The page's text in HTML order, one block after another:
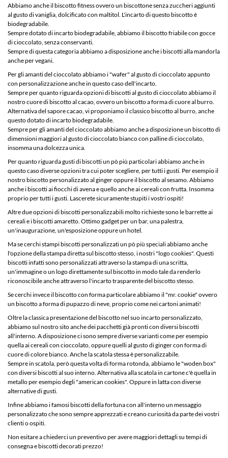
Abbiamo anche il biscotto fitness ovvero un biscottone senza zuccheri aggiunti
al gusto di vaniglia, dolcificato con maltitol. L'incarto di questo biscotto è
biodegradabile.
Sempre dotato di incarto biodegradabile, abbiamo il biscotto friabile con gocce
di cioccolato, senza conservanti.
Sempre di questa categoria abbiamo a disposizione anche i biscotti alla mandorla
anche per vegani.
Per gli amanti del cioccolato abbiamo i "wafer" al gusto di cioccolato appunto
con personalizzazione anche in questo caso dell'incarto.
Sempre per quanto riguarda opzioni di biscotti al gusto di cioccolato abbiamo il
nostro cuore di biscotto al cacao, ovvero un biscotto a forma di cuore al burro.
Alternativa del sapore cacao, vi proponiamo il classico biscotto al burro, anche
questo dotato di incarto biodegradabile.
Sempre per gli amanti del cioccolato abbiamo anche a disposizione un biscotto di
dimensioni maggiori al gusto di cioccolato bianco con palline di cioccolato,
insomma una dolcezza unica.
Per quanto riguarda gusti di biscotti un pò più particolari abbiamo anche in
questo caso diverse opzioni tra cui poter scegliere, per tutti i gusti. Per esempio il
nostro biscotto personalizzato al ginger oppure il biscotto al sesamo. Abbiamo
anche i biscotti ai fiocchi di avena e quello anche ai cereali con frutta. Insomma
proprio per tutti i gusti. Lascerete sicuramente stupiti i vostri ospiti!
Altre due opzioni di biscotti personalizzabili molto richieste sono le barrette ai
cereali e i biscotti amaretto. Ottimo gadget per un bar, una palestra,
un'inaugurazione, un'esposizione oppure un hotel.
Ma se cerchi stampi biscotti personalizzati un pò più speciali abbiamo anche
l'opzione della stampa diretta sul biscotto stesso, i nostri "logo cookies". Questi
biscotti infatti sono personalizzati attraverso la stampa di una scritta,
un'immagine o un logo direttamente sul biscotto in modo tale da renderlo
riconoscibile anche attraverso l'incarto trasparente del biscotto stesso.
Se cerchi invece il biscotto con forma particolare abbiamo il "mr. cookie" ovvero
un biscotto a forma di pupazzo di neve, proprio come nei cartoni animati!
Oltre la classica presentazione del biscotto nel suo incarto personalizzato,
abbiamo sul nostro sito anche dei pacchetti già pronti con diversi biscotti
all'interno. A disposizione ci sono sempre diverse varianti come per esempio
quella ai cereali con cioccolato, oppure quelli al gusto di ginger con forma di
cuore di colore bianco. Anche la scatola stessa è personalizzabile.
Sempre in scatola, però questa volta di forma rotonda, abbiamo le "woden box"
con diversi biscotti al suo interno. Alternativa alla scatola in cartone c'è quella in
metallo per esempio degli "american cookies". Oppure in latta con diverse
alternative di gusti.
Infine abbiamo i famosi biscotti della fortuna con all'interno un messaggio
personalizzato che sono sempre apprezzati e creano curiosità da parte dei vostri
clienti o ospiti.
Non esitare a chiederci un preventivo per avere maggiori dettagli su tempi di
consegna e biscotti decorati prezzo!